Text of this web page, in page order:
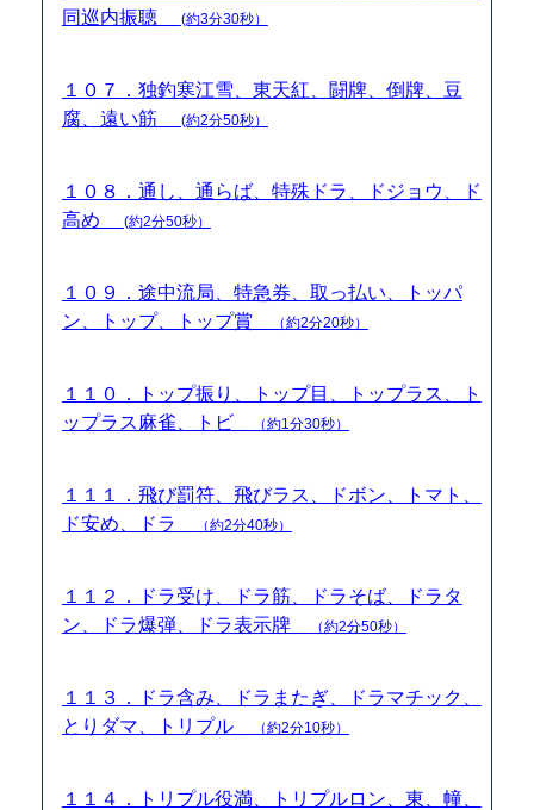
同巡内振聴
(約3分30秒）
１０７．独釣寒江雪、東天紅、闘牌、倒牌、豆
腐、遠い筋
(約2分50秒）
１０８．通し、通らば、特殊ドラ、ドジョウ、ド
高め
(約2分50秒）
１０９．途中流局、特急券、取っ払い、トッパ
ン、トップ、トップ賞
（約2分20秒）
１１０．トップ振り、トップ目、トップラス、ト
ップラス麻雀、トビ
（約1分30秒）
１１１．飛び罰符、飛びラス、ドボン、トマト、
ド安め、ドラ
（約2分40秒）
１１２．ドラ受け、ドラ筋、ドラそば、ドラタ
ン、ドラ爆弾、ドラ表示牌
（約2分50秒）
１１３．ドラ含み、ドラまたぎ、ドラマチック、
とりダマ、トリプル
（約2分10秒）
１１４．トリプル役満、トリプルロン、東、幢、